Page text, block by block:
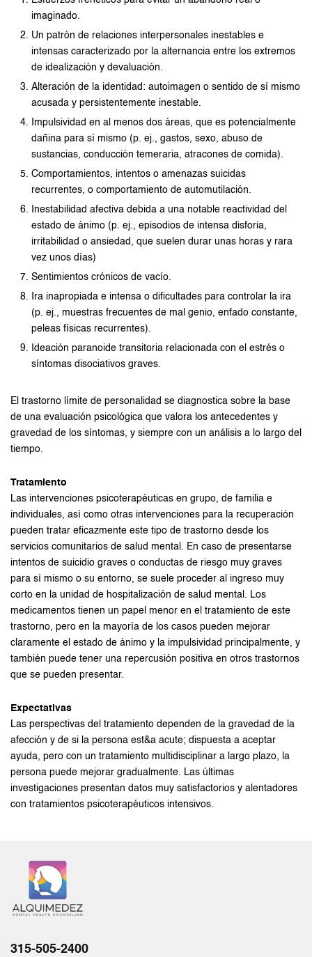
imaginado.
Un patrón de relaciones interpersonales inestables e
intensas caracterizado por la alternancia entre los extremos
de idealización y devaluación.
Alteración de la identidad: autoimagen o sentido de sí mismo
acusada y persistentemente inestable.
Impulsividad en al menos dos áreas, que es potencialmente
dañina para sí mismo (p. ej., gastos, sexo, abuso de
sustancias, conducción temeraria, atracones de comida).
Comportamientos, intentos o amenazas suicidas
recurrentes, o comportamiento de automutilación.
Inestabilidad afectiva debida a una notable reactividad del
estado de ánimo (p. ej., episodios de intensa disforia,
irritabilidad o ansiedad, que suelen durar unas horas y rara
vez unos días)
Sentimientos crónicos de vacío.
Ira inapropiada e intensa o dificultades para controlar la ira
(p. ej., muestras frecuentes de mal genio, enfado constante,
peleas físicas recurrentes).
Ideación paranoide transitoria relacionada con el estrés o
síntomas disociativos graves.
El trastorno límite de personalidad se diagnostica sobre la base
de una evaluación psicológica que valora los antecedentes y
gravedad de los síntomas, y siempre con un análisis a lo largo del
tiempo.
Tratamiento
Las intervenciones psicoterapéuticas en grupo, de familia e
individuales, así como otras intervenciones para la recuperación
pueden tratar eficazmente este tipo de trastorno desde los
servicios comunitarios de salud mental. En caso de presentarse
intentos de suicidio graves o conductas de riesgo muy graves
para sí mismo o su entorno, se suele proceder al ingreso muy
corto en la unidad de hospitalización de salud mental. Los
medicamentos tienen un papel menor en el tratamiento de este
trastorno, pero en la mayoría de los casos pueden mejorar
claramente el estado de ánimo y la impulsividad principalmente, y
también puede tener una repercusión positiva en otros trastornos
que se pueden presentar.
Expectativas
Las perspectivas del tratamiento dependen de la gravedad de la
afección y de si la persona est&a acute; dispuesta a aceptar
ayuda, pero con un tratamiento multidisciplinar a largo plazo, la
persona puede mejorar gradualmente. Las últimas
investigaciones presentan datos muy satisfactorios y alentadores
con tratamientos psicoterapéuticos intensivos.
315-505-2400